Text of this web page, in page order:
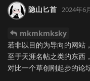
隐山匕首 2024年6
mkmkmksky
若非以目的为导向的网站
至于天涯名帖之类的东西
对比一个草创刚起步的论